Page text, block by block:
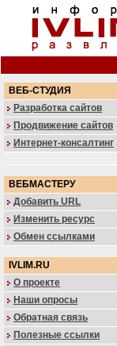
ВЕБ-СТУДИЯ
Разработка сайтов
Продвижение сайтов
Интернет-консалтинг
ВЕБМАСТЕРУ
Добавить URL
Изменить ресурс
Обмен ссылками
IVLIM.RU
О проекте
Наши опросы
Обратная связь
Полезные ссылки